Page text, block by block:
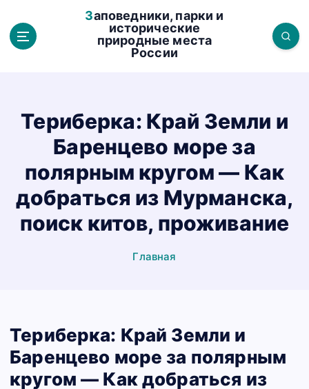
Заповедники, парки и
исторические
природные места
России
Териберка: Край Земли и
Баренцево море за
полярным кругом — Как
добраться из Мурманска,
поиск китов, проживание
Главная
Териберка: Край Земли и
Баренцево море за полярным
кругом — Как добраться из